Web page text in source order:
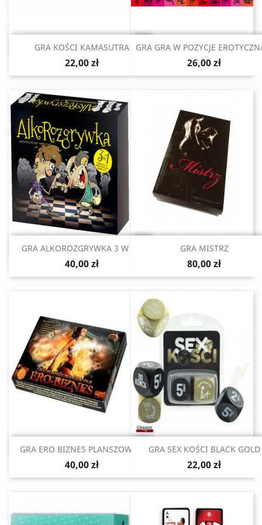
Szybki podgląd
GRA KOŚCI KAMASUTRA
22,00 zł
Szybki podgląd
GRA GRA W POZYCJE
26,00 zł
Szybki podgląd
GRA ALKOROZGRYWKA 3 W 1...
40,00 zł
Szybki podgląd
GRA MISTRZ
80,00 zł
Szybki podgląd
GRA ERO BIZNES PLANSZOWA...
40,00 zł
Szybki podgląd
GRA SEX KOŚCI BLACK GOLD
22,00 zł